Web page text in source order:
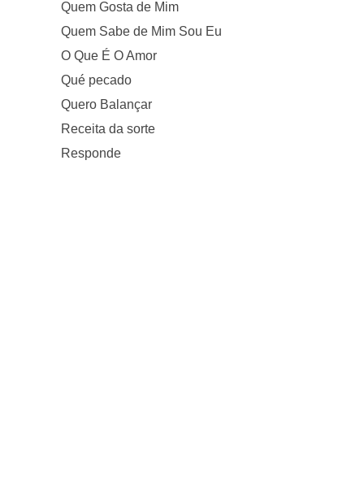
Quem Gosta de Mim
Quem Sabe de Mim Sou Eu
O Que É O Amor
Qué pecado
Quero Balançar
Receita da sorte
Responde